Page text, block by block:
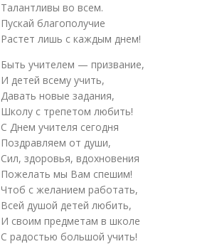
Талантливы во всем.
Пускай благополучие
Растет лишь с каждым днем!
Быть учителем — призвание,
И детей всему учить,
Давать новые задания,
Школу с трепетом любить!
С Днем учителя сегодня
Поздравляем от души,
Сил, здоровья, вдохновения
Пожелать мы Вам спешим!
Чтоб с желанием работать,
Всей душой детей любить,
И своим предметам в школе
С радостью большой учить!